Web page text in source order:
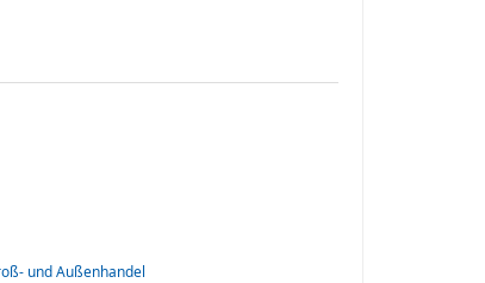
und Außenhandel